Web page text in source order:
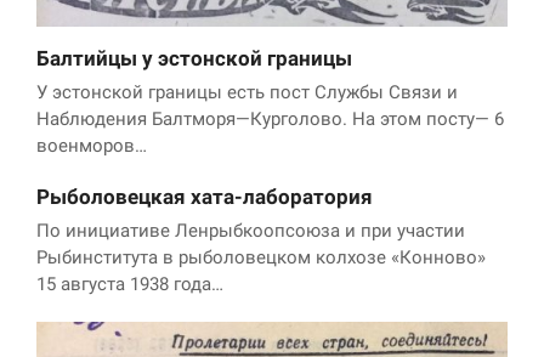
Балтийцы у эстонской границы
У эстонской границы есть пост Службы Связи и
Наблюдения Балтморя—Курголово. На этом посту— 6
военморов…
Рыболовецкая хата-лаборатория
По инициативе Ленрыбкоопсоюза и при участии
Рыбинститута в рыболовецком колхозе «Конново»
15 августа 1938 года…